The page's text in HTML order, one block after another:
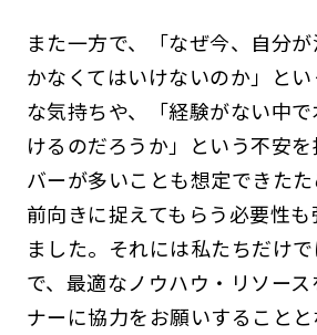
また一方で、「なぜ今、自分
かなくてはいけないのか」と
な気持ちや、「経験がない中
けるのだろうか」という不安
バーが多いことも想定できた
前向きに捉えてもらう必要性も
ました。それには私たちだけ
で、最適なノウハウ・リソー
ナーに協力をお願いすることと